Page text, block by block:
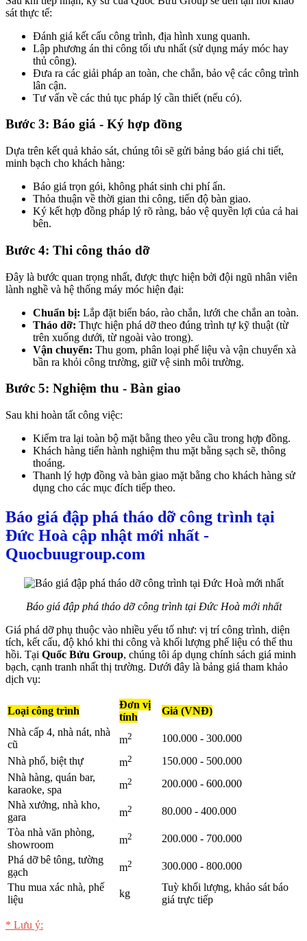
sát thực tế:
Đánh giá kết cấu công trình, địa hình xung quanh.
Lập phương án thi công tối ưu nhất (sử dụng máy móc hay
thủ công).
Đưa ra các giải pháp an toàn, che chắn, bảo vệ các công trình
lân cận.
Tư vấn về các thủ tục pháp lý cần thiết (nếu có).
Bước 3: Báo giá - Ký hợp đồng
Dựa trên kết quả khảo sát, chúng tôi sẽ gửi bảng báo giá chi tiết,
minh bạch cho khách hàng:
Báo giá trọn gói, không phát sinh chi phí ẩn.
Thỏa thuận về thời gian thi công, tiến độ bàn giao.
Ký kết hợp đồng pháp lý rõ ràng, bảo vệ quyền lợi của cả hai
bên.
Bước 4: Thi công tháo dỡ
Đây là bước quan trọng nhất, được thực hiện bởi đội ngũ nhân viên
lành nghề và hệ thống máy móc hiện đại:
Chuẩn bị: Lắp đặt biển báo, rào chắn, lưới che chắn an toàn.
Tháo dỡ: Thực hiện phá dỡ theo đúng trình tự kỹ thuật (từ
trên xuống dưới, từ ngoài vào trong).
Vận chuyển: Thu gom, phân loại phế liệu và vận chuyển xà
bần ra khỏi công trường, giữ vệ sinh môi trường.
Bước 5: Nghiệm thu - Bàn giao
Sau khi hoàn tất công việc:
Kiểm tra lại toàn bộ mặt bằng theo yêu cầu trong hợp đồng.
Khách hàng tiến hành nghiệm thu mặt bằng sạch sẽ, thông
thoáng.
Thanh lý hợp đồng và bàn giao mặt bằng cho khách hàng sử
dụng cho các mục đích tiếp theo.
Báo giá đập phá tháo dỡ công trình tại
Đức Hoà cập nhật mới nhất -
Quocbuugroup.com
Báo giá đập phá tháo dỡ công trình tại Đức Hoà mới nhất
Giá phá dỡ phụ thuộc vào nhiều yếu tố như: vị trí công trình, diện
tích, kết cấu, độ khó khi thi công và khối lượng phế liệu có thể thu
hồi. Tại Quốc Bửu Group, chúng tôi áp dụng chính sách giá minh
bạch, cạnh tranh nhất thị trường. Dưới đây là bảng giá tham khảo
dịch vụ:
Loại công trình
Đơn vị
tính
Giá (VNĐ)
Nhà cấp 4, nhà nát, nhà
cũ
m2
100.000 - 300.000
Nhà phố, biệt thự
m2
150.000 - 500.000
Nhà hàng, quán bar,
karaoke, spa
m2
200.000 - 600.000
Nhà xưởng, nhà kho,
gara
m2
80.000 - 400.000
Tòa nhà văn phòng,
showroom
m2
200.000 - 700.000
Phá dỡ bê tông, tường
gạch
m2
300.000 - 800.000
Thu mua xác nhà, phế
liệu
kg
Tuỳ khối lượng, khảo sát báo
giá trực tiếp
* Lưu ý: